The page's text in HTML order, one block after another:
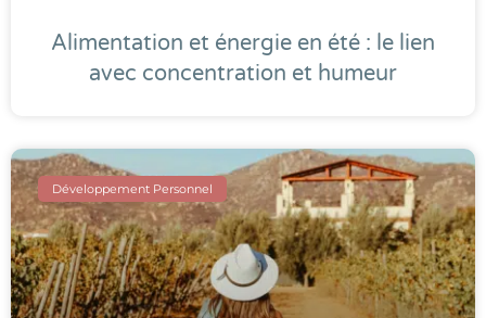
Alimentation et énergie en été : le lien
avec concentration et humeur
Développement Personnel